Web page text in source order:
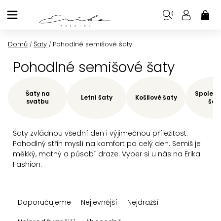
na
Domů / Šaty / Pohodlné semišové šaty
Pohodlné semišové šaty
Šaty zvládnou všední den i výjimečnou příležitost.
Pohodlný střih myslí na komfort po celý den. Semiš je
měkký, matný a působí draze. Vyber si u nás na Erika
Fashion.
Šaty na
svatbu
Letní šaty Košilové šaty
aDoporučujeme Nejlevnější
Nejdražší